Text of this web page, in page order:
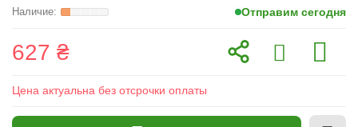
Отправим сегодня
627 ₴
Цена актуальна без отсрочки оплаты